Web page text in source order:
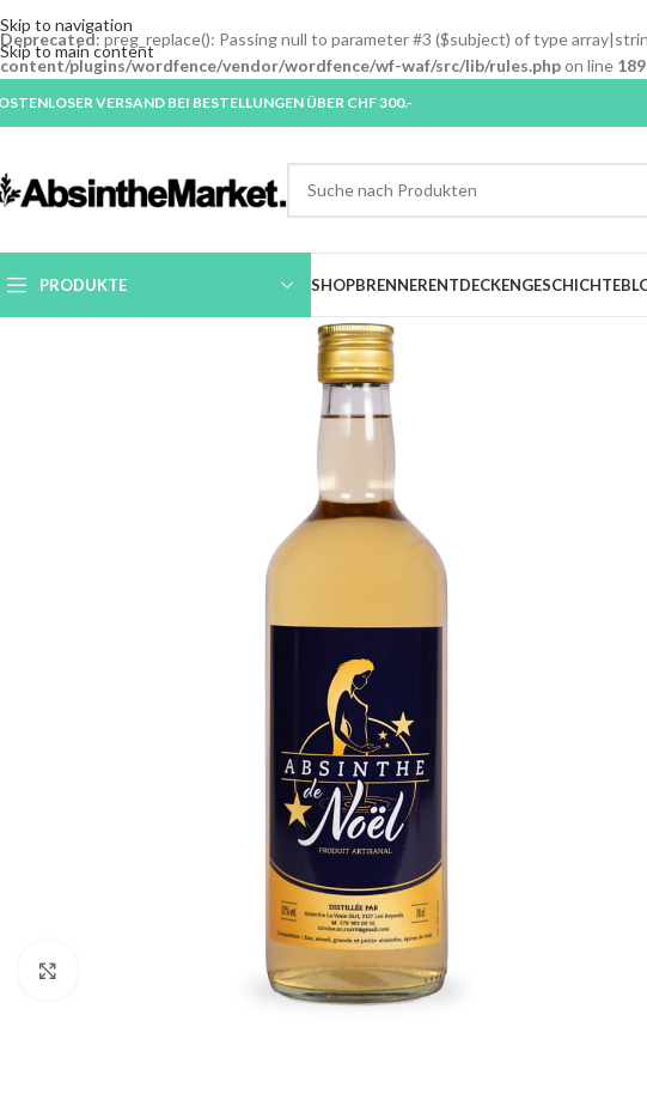
Deprecated: preg_replace(): Passing null to parameter #3 ($subject) of type
content/plugins/wordfence/vendor/wordfence/wf-waf/src/lib/rules.phpon line
Skip to navigation
Skip to main content
VERSAND BEI BESTELLUNGEN ÜBER CHF 300.-
PRODUKTE SHOPBRENNERENTDECKENGESCHICHTE